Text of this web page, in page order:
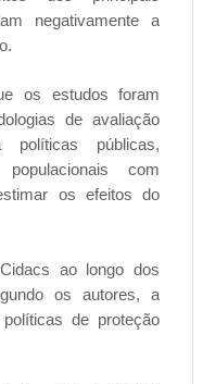
negativamente a
os estudos foram
de avaliação
políticas públicas,
com
os efeitos do
ao longo dos
os autores, a
de proteção